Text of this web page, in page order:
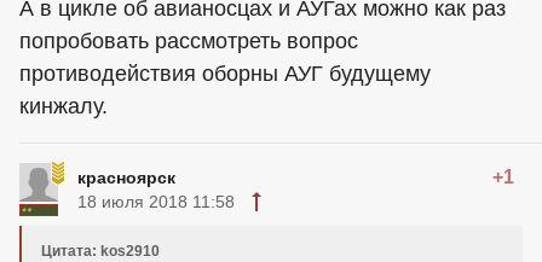
А в цикле об авианосцах и АУГах можно как раз
попробовать рассмотреть вопрос
противодействия оборны АУГ будущему
кинжалу.
красноярск +1
18 июля 2018 11:58
Цитата: kos2910